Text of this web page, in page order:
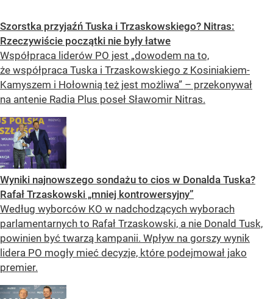
Szorstka przyjaźń Tuska i Trzaskowskiego? Nitras:
Rzeczywiście początki nie były łatwe
Współpraca liderów PO jest „dowodem na to,
że współpraca Tuska i Trzaskowskiego z Kosiniakiem-
Kamyszem i Hołownią też jest możliwa” – przekonywał
na antenie Radia Plus poseł Sławomir Nitras.
Wyniki najnowszego sondażu to cios w Donalda Tuska?
Rafał Trzaskowski „mniej kontrowersyjny”
Według wyborców KO w nadchodzących wyborach
parlamentarnych to Rafał Trzaskowski, a nie Donald Tusk,
powinien być twarzą kampanii. Wpływ na gorszy wynik
lidera PO mogły mieć decyzje, które podejmował jako
premier.